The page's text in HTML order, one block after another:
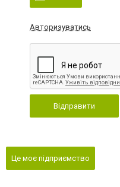
Авторизуватись
Відправити
Це моє підприємство